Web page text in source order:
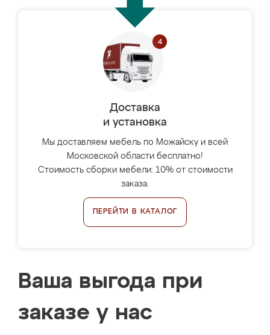
Доставка
и установка
Мы доставляем мебель по Можайску и всей
Московской области бесплатно!
Стоимость сборки мебели: 10% от стоимости
заказа.
ПЕРЕЙТИ В КАТАЛОГ
Ваша выгода при
заказе у нас